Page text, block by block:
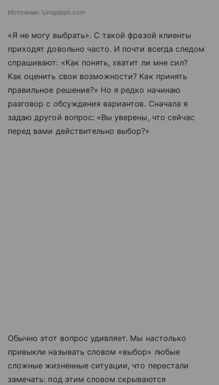
Источник: Unsplash.com
«Я не могу выбрать». С такой фразой клиенты
приходят довольно часто. И почти всегда следом
спрашивают: «Как понять, хватит ли мне сил?
Как оценить свои возможности? Как принять
правильное решение?» Но я редко начинаю
разговор с обсуждения вариантов. Сначала я
задаю другой вопрос: «Вы уверены, что сейчас
перед вами действительно выбор?»
Обычно этот вопрос удивляет. Мы настолько
привыкли называть словом «выбор» любые
сложные жизненные ситуации, что перестали
замечать: под этим словом скрываются